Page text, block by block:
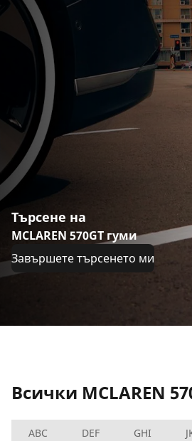
Търсене на
MCLAREN 570GT гуми
Завършете търсенето ми
Всички MCLAREN
ABC DEF GHI